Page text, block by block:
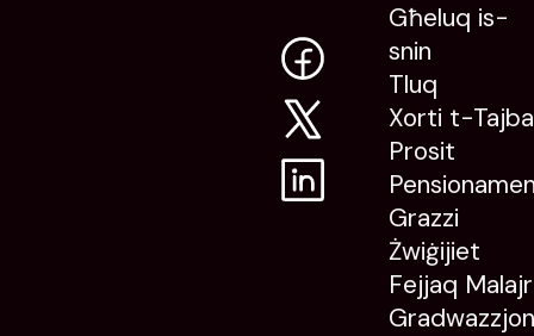
Għeluq is-
snin
Tluq
Xorti t-Tajba
Prosit
Grazzi
Żwiġijiet
Fejjaq Malajr